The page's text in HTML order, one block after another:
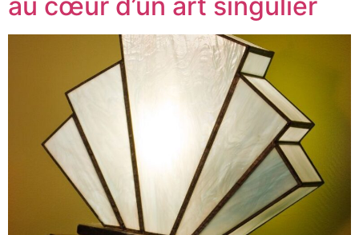
au cœur d’un art singulier